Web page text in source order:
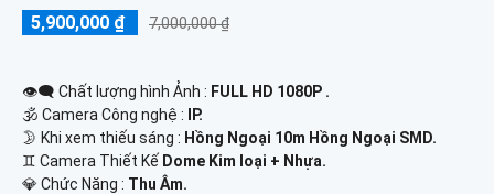
5,900,000 ₫ 7,000,000 ₫
👁️‍🗨 Chất lượng hình Ảnh : FULL HD 1080P .
🕉️ Camera Công nghệ :
IP.
🌛 Khi xem thiếu sáng : Hồng Ngoại 10m Hồng Ngoại SMD.
♊ Camera Thiết Kế Dome Kim loại + Nhựa.
️💎 Chức Năng : Thu Âm.